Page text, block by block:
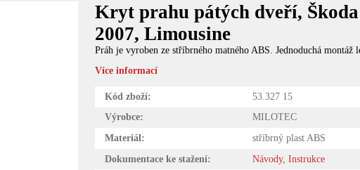
Kryt prahu pátých dveří,
2007, Limousine
Práh je vyroben ze stříbrného matného ABS. Jednoduchá montáž
Více informací
Kód zboží:
53.327 15
Výrobce:
MILOTEC
Materiál:
stříbrný plast ABS
Dokumentace ke stažení:
Návody, Instrukce